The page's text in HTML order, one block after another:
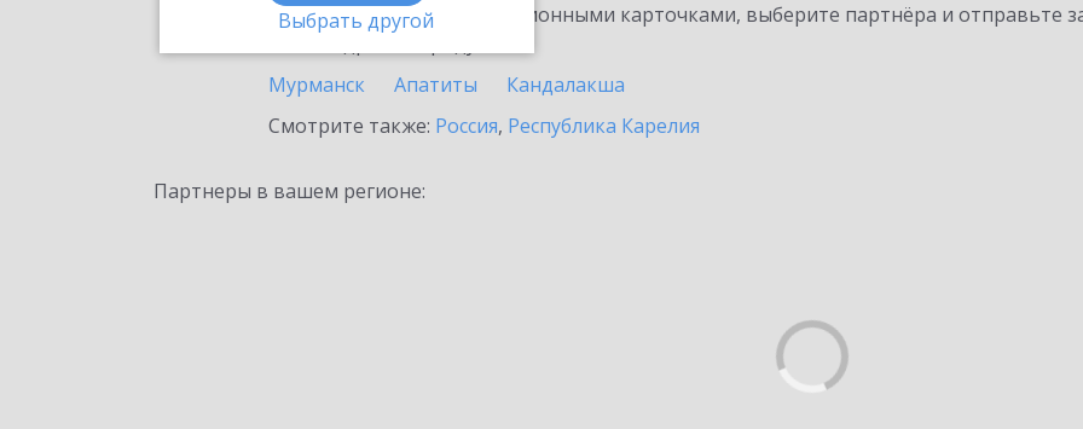
Выбрать другой
Ознакомьтесь с информационными карточками, выберите партнёра и отправьте
Мурманск
Апатиты
Кандалакша
Смотрите также: Россия, Республика Карелия
Партнеры в вашем регионе: